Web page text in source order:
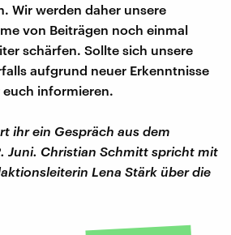
Wir werden daher unsere
von Beiträgen noch einmal
schärfen. Sollte sich unsere
aufgrund neuer Erkenntnisse
informieren.
ihr ein Gespräch aus dem
Juni. Christian Schmitt spricht mit
Lena Stärk über die